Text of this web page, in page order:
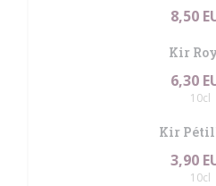
8,50
Kir
6,30
10cl
Kir
3,90
10cl